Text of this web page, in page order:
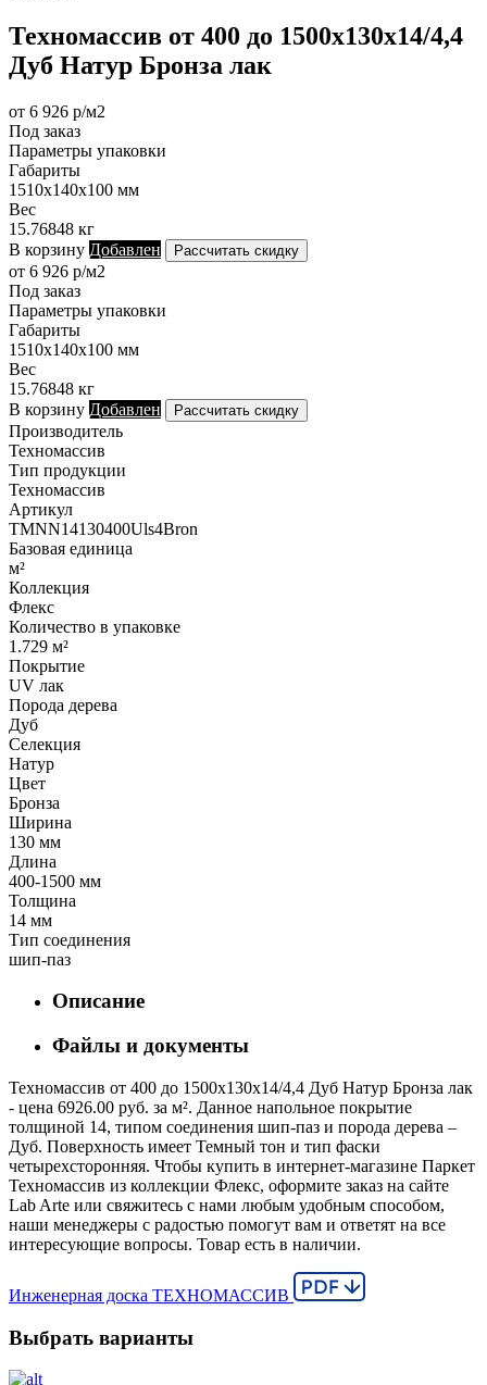
Техномассив от 400 до 1500х130х14/4,4
Дуб Натур Бронза лак
от 6 926 р/м2
Под заказ
Параметры упаковки
Габариты
1510х140х100 мм
Вес
15.76848 кг
В корзину Добавлен Рассчитать скидку
от 6 926 р/м2
Под заказ
Параметры упаковки
Габариты
1510х140х100 мм
Вес
15.76848 кг
В корзину Добавлен Рассчитать скидку
Производитель
Техномассив
Тип продукции
Техномассив
Артикул
TMNN14130400Uls4Bron
Базовая единица
м²
Коллекция
Флекс
Количество в упаковке
1.729 м²
Покрытие
UV лак
Порода дерева
Дуб
Селекция
Натур
Цвет
Бронза
Ширина
130 мм
Длина
400-1500 мм
Толщина
14 мм
Тип соединения
шип-паз
Описание
Файлы и документы
Техномассив от 400 до 1500х130х14/4,4 Дуб Натур Бронза лак
- цена 6926.00 руб. за м². Данное напольное покрытие
толщиной 14, типом соединения шип-паз и порода дерева –
Дуб. Поверхность имеет Темный тон и тип фаски
четырехсторонняя. Чтобы купить в интернет-магазине Паркет
Техномассив из коллекции Флекс, оформите заказ на сайте
Lab Arte или свяжитесь с нами любым удобным способом,
наши менеджеры с радостью помогут вам и ответят на все
интересующие вопросы. Товар есть в наличии.
Инженерная доска ТЕХНОМАССИВ
Выбрать варианты